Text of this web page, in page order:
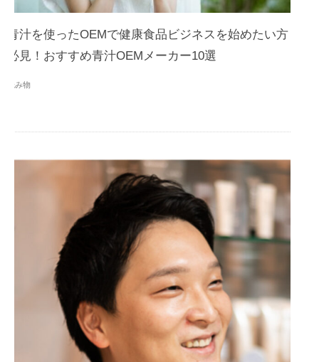
青汁を使ったOEMで健康食品ビジネスを始めたい方
必見！おすすめ青汁OEMメーカー10選
読み物